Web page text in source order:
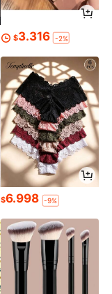
$3.316 -2%
$6.998 -9%